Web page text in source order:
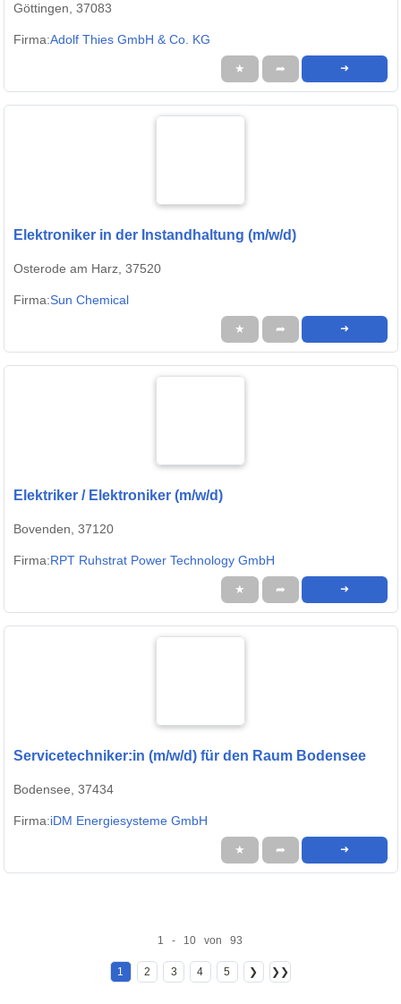
Göttingen, 37083
Firma:Adolf Thies GmbH & Co. KG
★ ➦ ➜
Elektroniker in der Instandhaltung (m/w/d)
Osterode am Harz, 37520
Firma:Sun Chemical
★ ➦ ➜
Elektriker / Elektroniker (m/w/d)
Bovenden, 37120
Firma:RPT Ruhstrat Power Technology GmbH
★ ➦ ➜
Servicetechniker:in (m/w/d) für den Raum Bodensee
Bodensee, 37434
Firma:iDM Energiesysteme GmbH
★ ➦ ➜
1 - 10 von 93
1 2 3 4 5 ❯ ❯❯